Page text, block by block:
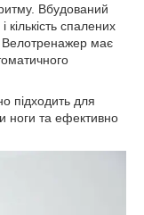
Вбудований
кількість спалених
Велотренажер має
підходить для
ноги та ефективно